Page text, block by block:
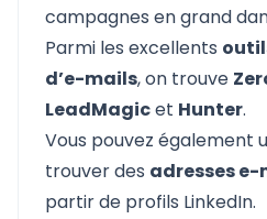
campagnes en grand
Parmi les excellents
d’e-mails, on trouve
LeadMagicet Hunter.
Vous pouvez également
trouver des adresses
partir de profils LinkedIn.